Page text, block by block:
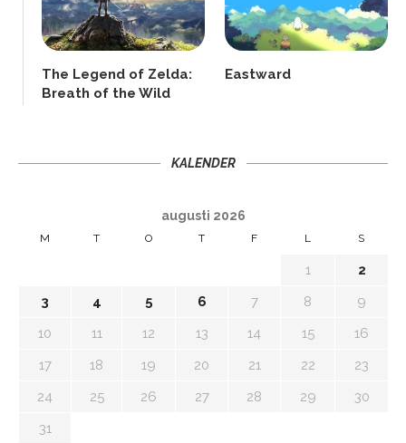
The Legend of Zelda:
Breath of the Wild
Eastward
KALENDER
augusti 2026
M T O T F L S
1
2
3
4 5 6 7 8
9
10
11 12 13 14 15
16
17
18 19 20 21 22
23
24
25 26 27 28 29
30
31